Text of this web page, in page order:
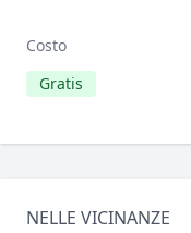
Costo
Gratis
NELLE VICINANZE